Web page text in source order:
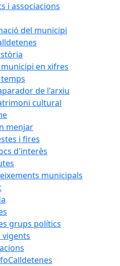
i associacions
del municipi
municipi en xifres
temps
de l'arxiu
cultural
menjar
i fires
d'interès
municipals
grups polítics
vigents